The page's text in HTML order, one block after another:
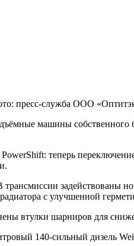
пресс-служба ООО
машины собственного
теперь
задействованы
с улучшенной
втулки шарниров для
140-сильный дизель